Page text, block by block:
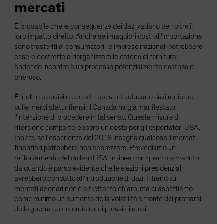
mercati
È probabile che le conseguenze dei dazi vadano ben oltre il
loro impatto diretto. Anche se i maggiori costi all'importazione
sono trasferiti ai consumatori, le imprese nazionali potrebbero
essere costrette a riorganizzare le catene di fornitura,
andando incontro a un processo potenzialmente costoso e
oneroso.
È inoltre plausibile che altri paesi introducano dazi reciproci
sulle merci statunitensi: il Canada ha già manifestato
l'intenzione di procedere in tal senso. Queste misure di
ritorsione comporterebbero un costo per gli esportatori USA.
Inoltre, se l'esperienza del 2018 insegna qualcosa, i mercati
finanziari potrebbero non apprezzare. Prevediamo un
rafforzamento del dollaro USA, in linea con quanto accaduto
da quando è parso evidente che le elezioni presidenziali
avrebbero condotto all'introduzione di dazi. Il trend sui
mercati azionari non è altrettanto chiaro, ma ci aspettiamo
come minimo un aumento della volatilità a fronte del protrarsi
della guerra commerciale nei prossimi mesi.